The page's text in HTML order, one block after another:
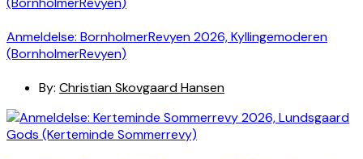
Anmeldelse: BornholmerRevyen 2026, Kyllingemoderen
(BornholmerRevyen)
By: Christian Skovgaard Hansen